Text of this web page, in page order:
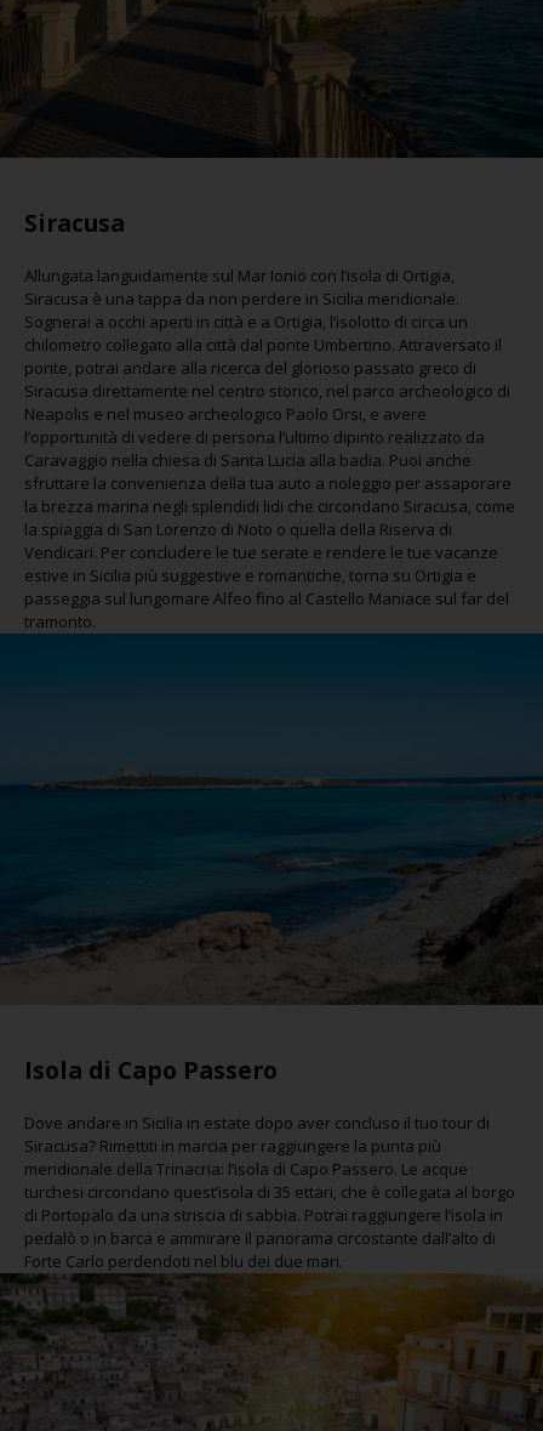
Siracusa
Allungata languidamente sul Mar Ionio con l’isola di Ortigia,
Siracusa è una tappa da non perdere in Sicilia meridionale.
Sognerai a occhi aperti in città e a Ortigia, l’isolotto di circa un
chilometro collegato alla città dal ponte Umbertino. Attraversato il
ponte, potrai andare alla ricerca del glorioso passato greco di
Siracusa direttamente nel centro storico, nel parco archeologico di
Neapolis e nel museo archeologico Paolo Orsi, e avere
l’opportunità di vedere di persona l’ultimo dipinto realizzato da
Caravaggio nella chiesa di Santa Lucia alla badia. Puoi anche
sfruttare la convenienza della tua auto a noleggio per assaporare
la brezza marina negli splendidi lidi che circondano Siracusa, come
la spiaggia di San Lorenzo di Noto o quella della Riserva di
Vendicari. Per concludere le tue serate e rendere le tue vacanze
estive in Sicilia più suggestive e romantiche, torna su Ortigia e
passeggia sul lungomare Alfeo fino al Castello Maniace sul far del
tramonto.
Isola di Capo Passero
Dove andare in Sicilia in estate dopo aver concluso il tuo tour di
Siracusa? Rimettiti in marcia per raggiungere la punta più
meridionale della Trinacria: l’isola di Capo Passero. Le acque
turchesi circondano quest’isola di 35 ettari, che è collegata al borgo
di Portopalo da una striscia di sabbia. Potrai raggiungere l’isola in
pedalò o in barca e ammirare il panorama circostante dall’alto di
Forte Carlo perdendoti nel blu dei due mari.